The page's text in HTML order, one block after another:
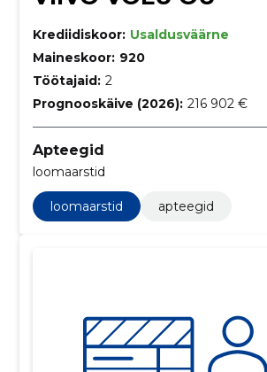
Krediidiskoor: Usaldusväärne
Maineskoor: 920
Töötajaid: 2
Prognooskäive (2026): 216 902 €
Apteegid
loomaarstid
loomaarstid apteegid